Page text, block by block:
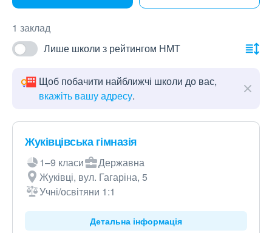
1 заклад
Лише школи з рейтингом НМТ
Щоб побачити найближчі школи до вас,
вкажіть вашу адресу.
Жуківцівська гімназія
1–9 класи
Державна
Жуківці, вул. Гагаріна, 5
Учні/освітяни 1:1
Детальна інформація